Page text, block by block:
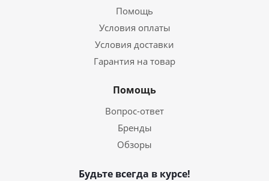
Помощь
Условия оплаты
Условия доставки
Гарантия на товар
Помощь
Вопрос-ответ
Бренды
Обзоры
Будьте всегда в курсе!